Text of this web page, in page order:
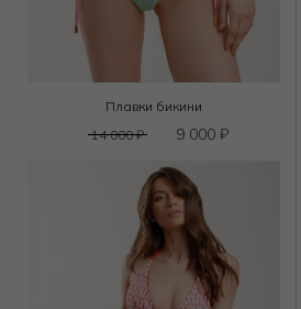
Плавки бикини
14 000₽ 9 000 ₽